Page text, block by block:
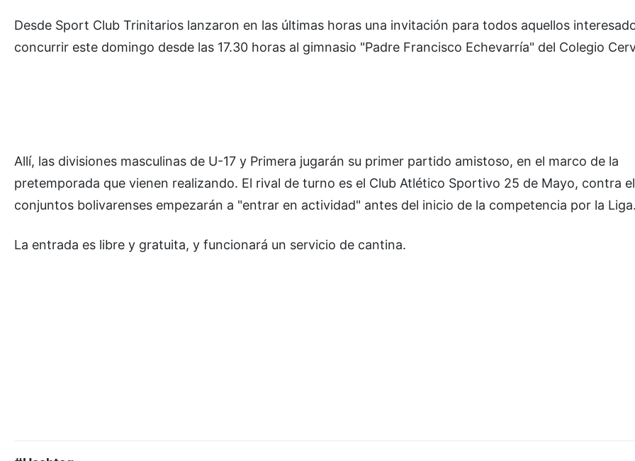
Desde Sport Club Trinitarios lanzaron en las últimas horas una invitación para todos aquellos
concurrir este domingo desde las 17.30 horas al gimnasio "Padre Francisco Echevarría" del Colegio
Allí, las divisiones masculinas de U-17 y Primera jugarán su primer partido amistoso, en el marco de la
pretemporada que vienen realizando. El rival de turno es el Club Atlético Sportivo 25 de Mayo, contra
conjuntos bolivarenses empezarán a "entrar en actividad" antes del inicio de la competencia por la
La entrada es libre y gratuita, y funcionará un servicio de cantina.